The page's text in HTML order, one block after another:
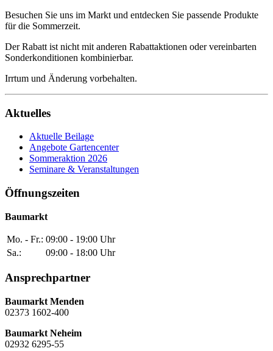
Besuchen Sie uns im Markt und entdecken Sie passende Produkte
für die Sommerzeit.
Der Rabatt ist nicht mit anderen Rabattaktionen oder vereinbarten
Sonderkonditionen kombinierbar.
Irrtum und Änderung vorbehalten.
Aktuelles
Aktuelle Beilage
Angebote Gartencenter
Sommeraktion 2026
Seminare & Veranstaltungen
Öffnungszeiten
Baumarkt
Mo. - Fr.: 09:00 - 19:00 Uhr
Sa.:
09:00 - 18:00 Uhr
Ansprechpartner
Baumarkt Menden
02373 1602-400
Baumarkt Neheim
02932 6295-55